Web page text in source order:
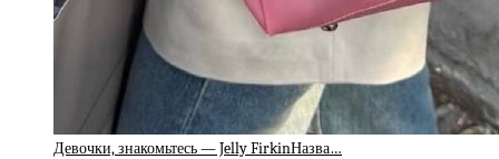
Девочки, знакомьтесь — Jelly FirkinНазва…